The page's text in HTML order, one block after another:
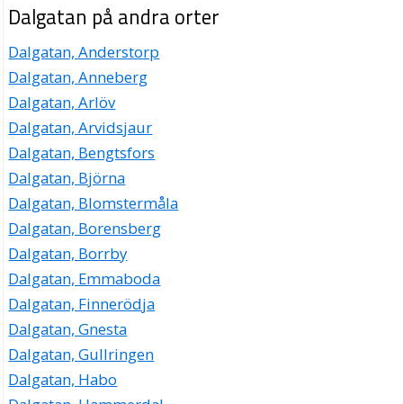
Dalgatan på andra orter
Dalgatan, Anderstorp
Dalgatan, Anneberg
Dalgatan, Arlöv
Dalgatan, Arvidsjaur
Dalgatan, Bengtsfors
Dalgatan, Björna
Dalgatan, Blomstermåla
Dalgatan, Borensberg
Dalgatan, Borrby
Dalgatan, Emmaboda
Dalgatan, Finnerödja
Dalgatan, Gnesta
Dalgatan, Gullringen
Dalgatan, Habo